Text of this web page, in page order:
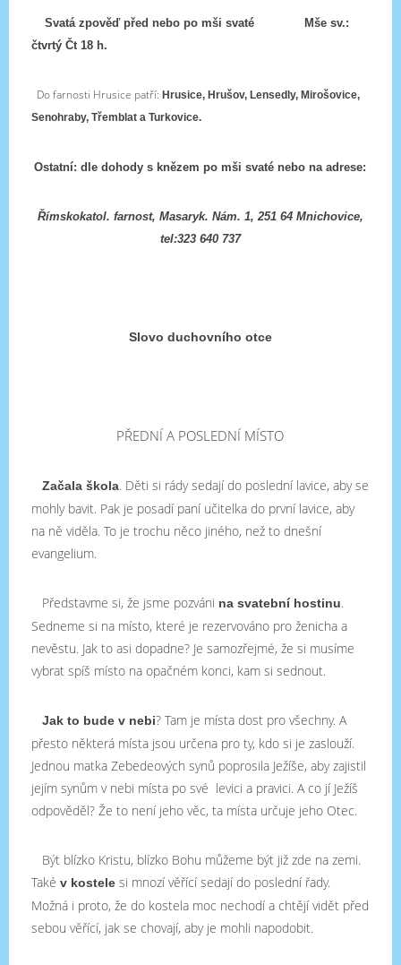
Svatá zpověď před nebo po mši svaté
Mše sv.:
čtvrtý Čt 18 h.
Do farnosti Hrusice patří: Hrusice, Hrušov, Lensedly, Mirošovice,
Senohraby, Třemblat a Turkovice.
Ostatní: dle dohody s knězem po mši svaté nebo na adrese:
Římskokatol. farnost, Masaryk. Nám. 1, 251 64 Mnichovice,
tel:323 640 737
Slovo duchovního otce
PŘEDNÍ A POSLEDNÍ MÍSTO
Začala škola. Děti si rády sedají do poslední lavice, aby se
mohly bavit. Pak je posadí paní učitelka do první lavice, aby
na ně viděla. To je trochu něco jiného, než to dnešní
evangelium.
Představme si, že jsme pozváni na svatební hostinu.
Sedneme si na místo, které je rezervováno pro ženicha a
nevěstu. Jak to asi dopadne? Je samozřejmé, že si musíme
vybrat spíš místo na opačném konci, kam si sednout.
Jak to bude v nebi? Tam je místa dost pro všechny. A
přesto některá místa jsou určena pro ty, kdo si je zaslouží.
Jednou matka Zebedeových synů poprosila Ježíše, aby zajistil
jejím synům v nebi místa po své levici a pravici. A co jí Ježíš
odpověděl? Že to není jeho věc, ta místa určuje jeho Otec.
Být blízko Kristu, blízko Bohu můžeme být již zde na zemi.
Také v kostele si mnozí věřící sedají do poslední řady.
Možná i proto, že do kostela moc nechodí a chtějí vidět před
sebou věřící, jak se chovají, aby je mohli napodobit.